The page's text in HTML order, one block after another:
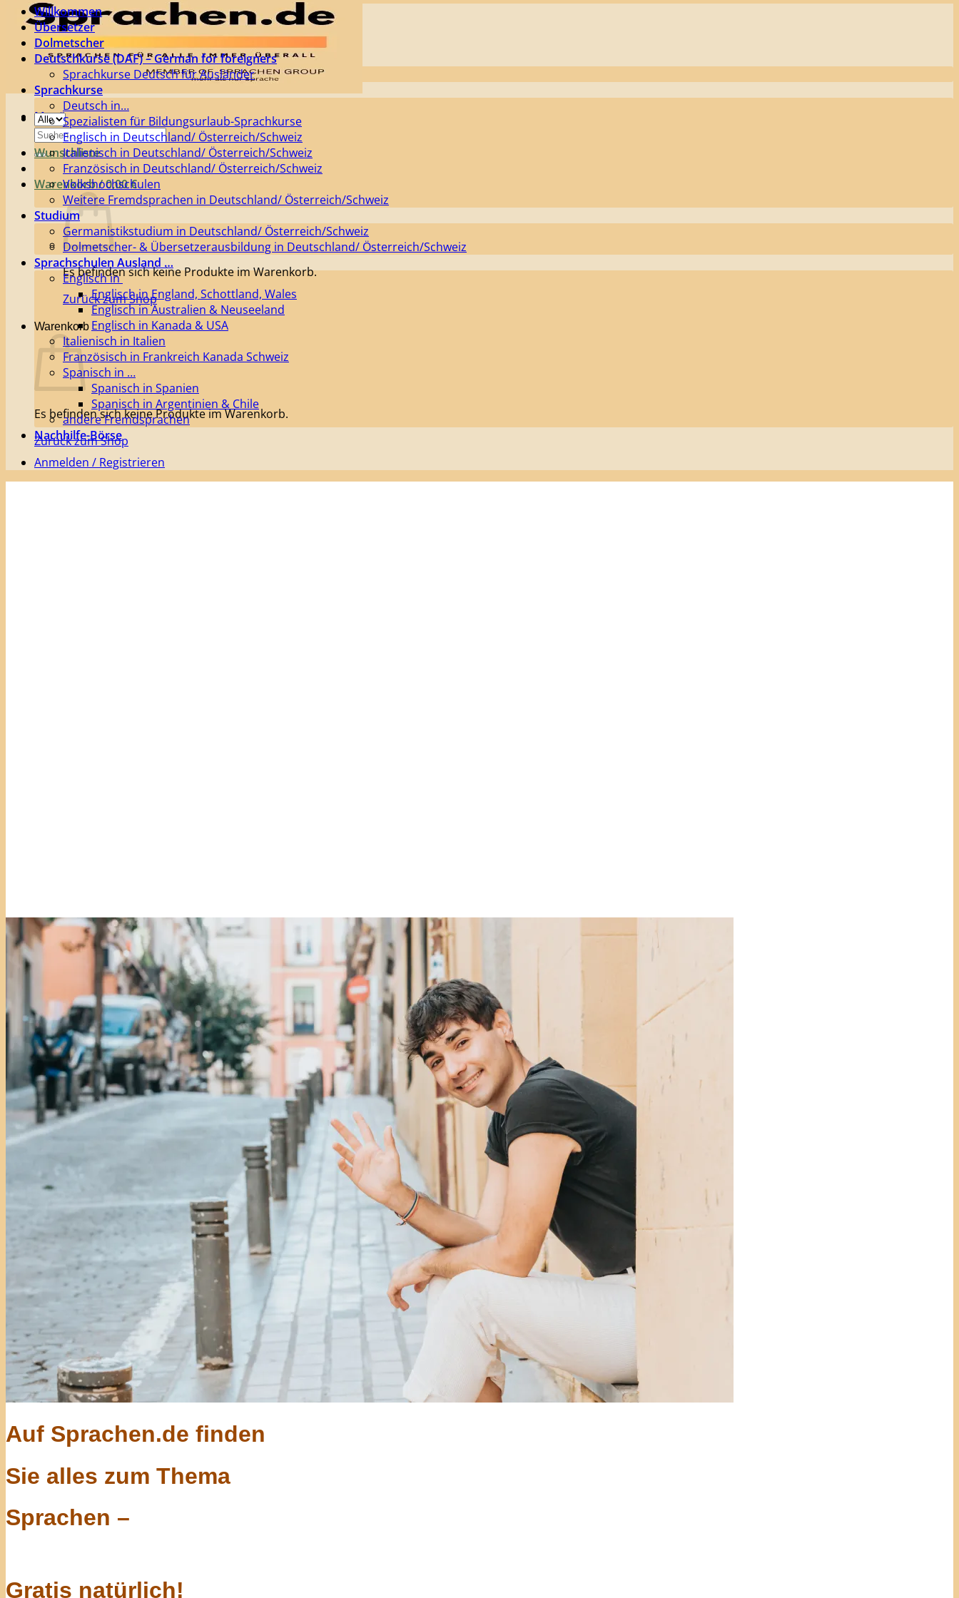
Menü
Suchen
nach:
Wunschliste
Warenkorb /0,00€
Es befinden sich keine Produkte im Warenkorb.
Zurück zum Shop
Warenkorb
Es befinden sich keine Produkte im Warenkorb.
Zurück zum Shop
Willkommen
Übersetzer
Dolmetscher
Deutschkurse (DAF) – German for foreigners
Sprachkurse Deutsch für Ausländer
Sprachkurse
Deutsch in…
Spezialisten für Bildungsurlaub-Sprachkurse
Englisch in Deutschland/ Österreich/Schweiz
Italienisch in Deutschland/ Österreich/Schweiz
Französisch in Deutschland/ Österreich/Schweiz
Volkshochschulen
Weitere Fremdsprachen in Deutschland/ Österreich/Schweiz
Studium
Germanistikstudium in Deutschland/ Österreich/Schweiz
Dolmetscher- & Übersetzerausbildung in Deutschland/ Österreich/Schweiz
Sprachschulen Ausland …
Englisch in
Englisch in England, Schottland, Wales
Englisch in Australien & Neuseeland
Englisch in Kanada & USA
Italienisch in Italien
Französisch in Frankreich Kanada Schweiz
Spanisch in …
Spanisch in Spanien
Spanisch in Argentinien & Chile
andere Fremdsprachen
Nachhilfe-Börse
Anmelden / Registrieren
Auf Sprachen.de finden
Sie alles zum Thema
Sprachen –
Gratis natürlich!